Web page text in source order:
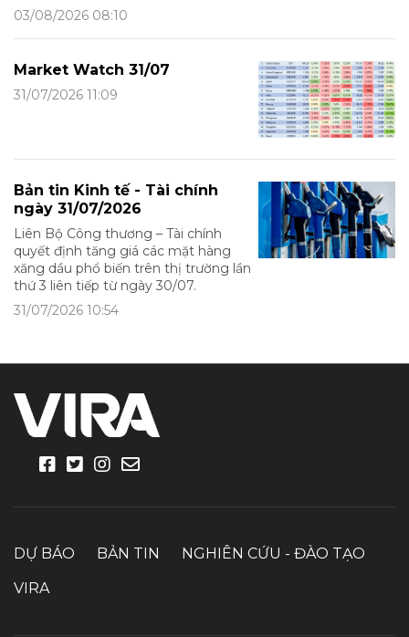
03/08/2026 08:10
Market Watch 31/07
31/07/2026 11:09
Bản tin Kinh tế - Tài chính
ngày 31/07/2026
Liên Bộ Công thương – Tài chính
quyết định tăng giá các mặt hàng
xăng dầu phổ biến trên thị trường lần
thứ 3 liên tiếp từ ngày 30/07.
31/07/2026 10:54
DỰ BÁO BẢN TIN
NGHIÊN CỨU - ĐÀO TẠO
VIRA